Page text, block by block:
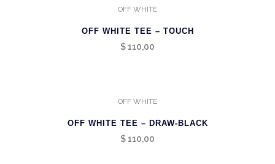
OFF WHITE
OFF WHITE TEE – TOUCH
$110,00
OFF WHITE
OFF WHITE TEE – DRAW-BLACK
$110,00